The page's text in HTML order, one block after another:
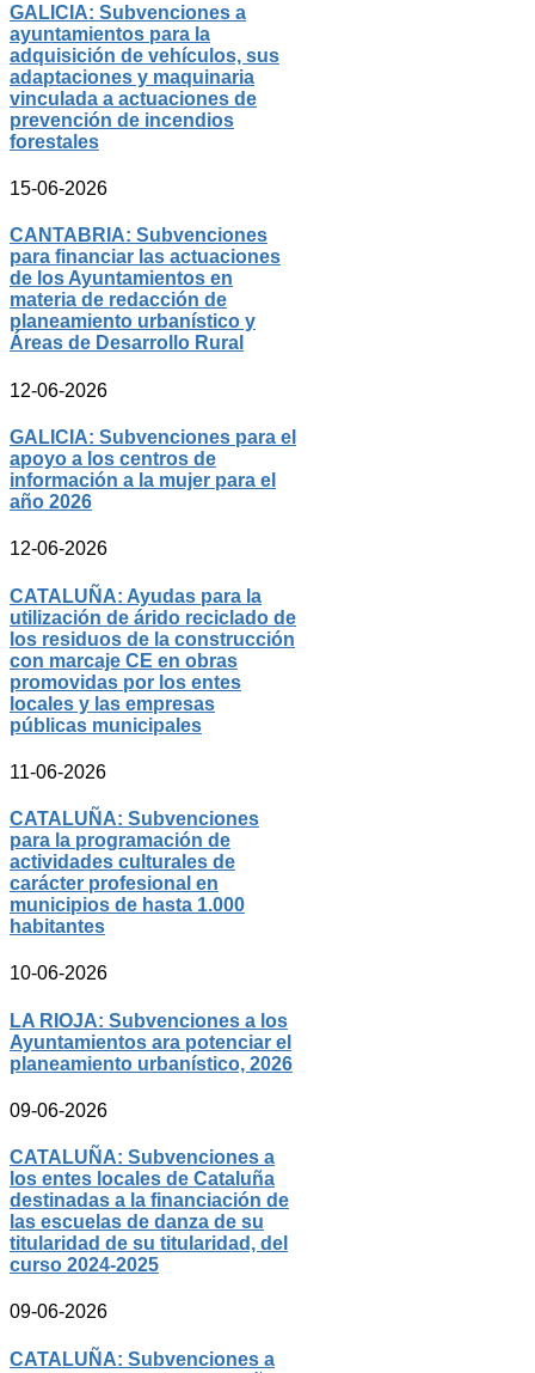
GALICIA: Subvenciones a
ayuntamientos para la
adquisición de vehículos, sus
adaptaciones y maquinaria
vinculada a actuaciones de
prevención de incendios
forestales
15-06-2026
CANTABRIA: Subvenciones
para financiar las actuaciones
de los Ayuntamientos en
materia de redacción de
planeamiento urbanístico y
Áreas de Desarrollo Rural
12-06-2026
GALICIA: Subvenciones para el
apoyo a los centros de
información a la mujer para el
año 2026
12-06-2026
CATALUÑA: Ayudas para la
utilización de árido reciclado de
los residuos de la construcción
con marcaje CE en obras
promovidas por los entes
locales y las empresas
públicas municipales
11-06-2026
CATALUÑA: Subvenciones
para la programación de
actividades culturales de
carácter profesional en
municipios de hasta 1.000
habitantes
10-06-2026
LA RIOJA: Subvenciones a los
Ayuntamientos ara potenciar el
planeamiento urbanístico, 2026
09-06-2026
CATALUÑA: Subvenciones a
los entes locales de Cataluña
destinadas a la financiación de
las escuelas de danza de su
titularidad de su titularidad, del
curso 2024-2025
09-06-2026
CATALUÑA: Subvenciones a